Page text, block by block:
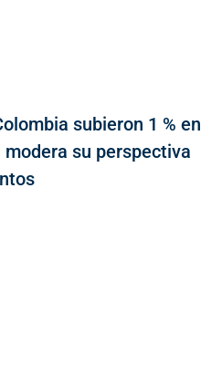
subieron 1 % en
su perspectiva